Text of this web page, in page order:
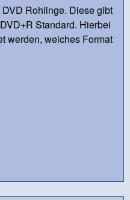
Rohlinge. Diese gibt
Standard. Hierbei
werden, welches Format